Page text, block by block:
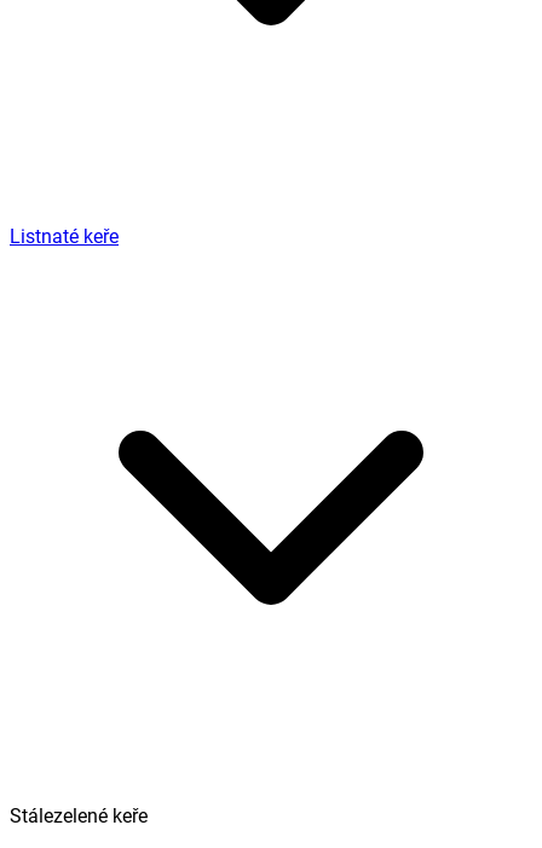
Listnaté keře
Stálezelené keře